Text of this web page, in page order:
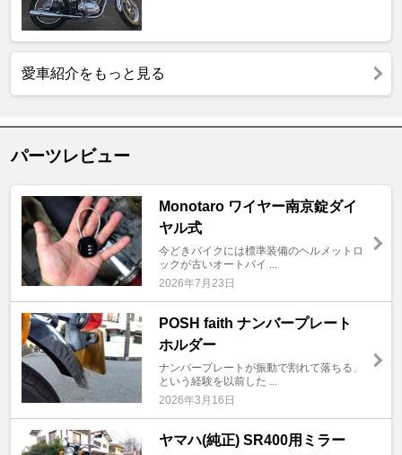
愛車紹介をもっと見る
パーツレビュー
Monotaro ワイヤー南京錠ダイ
ヤル式
今どきバイクには標準装備のヘルメットロ
ックが古いオートバイ ...
2026年7月23日
POSH faith ナンバープレート
ホルダー
ナンバープレートが振動で割れて落ちる、
という経験を以前した ...
2026年3月16日
ヤマハ(純正) SR400用ミラー